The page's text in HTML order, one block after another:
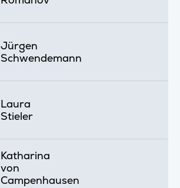
Jürgen
Schwendemann
Laura
Stieler
Katharina
von
Campenhausen